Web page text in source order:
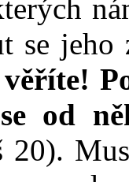
se jeho
od
20).